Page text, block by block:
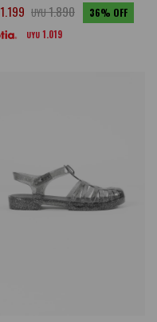
1.199 UYU1.890 36
UYU 1.019